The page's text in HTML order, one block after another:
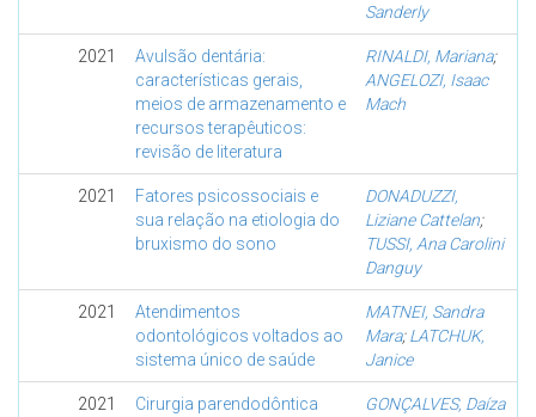
Sanderly
2021
Avulsão dentária:
características gerais,
meios de armazenamento e
recursos terapêuticos:
revisão de literatura
RINALDI, Mariana;
ANGELOZI, Isaac
Mach
2021
Fatores psicossociais e
sua relação na etiologia do
bruxismo do sono
DONADUZZI,
Liziane Cattelan;
TUSSI, Ana Carolini
Danguy
2021
Atendimentos
odontológicos voltados ao
sistema único de saúde
MATNEI, Sandra
Mara;LATCHUK,
Janice
2021
Cirurgia parendodôntica
GONÇALVES, Daíza